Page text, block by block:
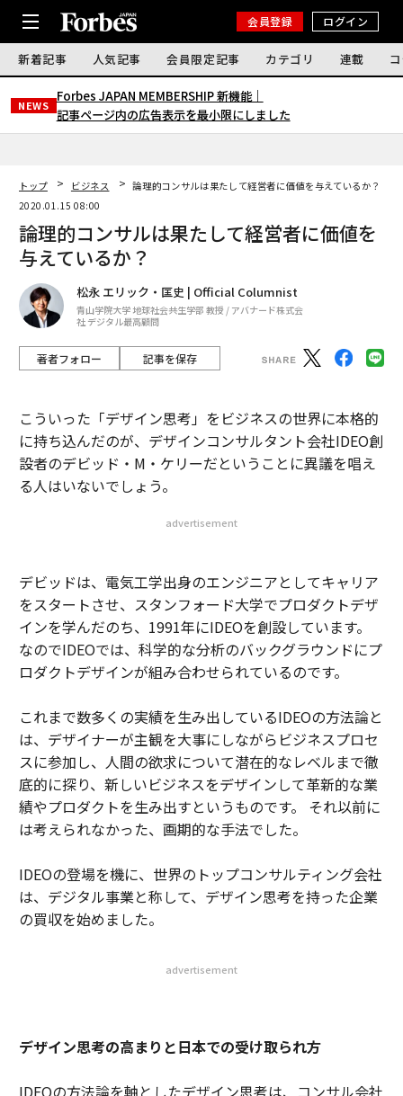
会員登録 ログイン
新着記事 人気記事 会員限定記事 カテゴリ 連載
NEWS
Forbes JAPAN MEMBERSHIP 新機能｜
記事ページ内の広告表示を最小限にしました
トップ ビジネス
論理的コンサルは果たして経営者に価値を与えているか？
2020.01.15 08:00
論理的コンサルは果たして経営者に価値を
与えているか？
松永 エリック・匡史 | Official Columnist
青山学院大学 地球社会共生学部 教授 / アバナード株式会
社 デジタル最高顧問
著者フォロー 記事を保存
こういった「デザイン思考」をビジネスの世界に本格的
に持ち込んだのが、デザインコンサルタント会社IDEO創
設者のデビッド・M・ケリーだということに異議を唱え
る人はいないでしょう。
advertisement
デビッドは、電気工学出身のエンジニアとしてキャリア
をスタートさせ、スタンフォード大学でプロダクトデザ
インを学んだのち、1991年にIDEOを創設しています。
なのでIDEOでは、科学的な分析のバックグラウンドにプ
ロダクトデザインが組み合わせられているのです。
これまで数多くの実績を生み出しているIDEOの方法論と
は、デザイナーが主観を大事にしながらビジネスプロセ
スに参加し、人間の欲求について潜在的なレベルまで徹
底的に探り、新しいビジネスをデザインして革新的な業
績やプロダクトを生み出すというものです。 それ以前に
は考えられなかった、画期的な手法でした。
IDEOの登場を機に、世界のトップコンサルティング会社
は、デジタル事業と称して、デザイン思考を持った企業
の買収を始めました。
advertisement
デザイン思考の高まりと日本での受け取られ方
IDEOの方法論を軸としたデザイン思考は、コンサル会社